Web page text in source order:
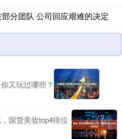
分团队 公司回应艰难的决定
又玩过哪些？
国货美妆top4排位